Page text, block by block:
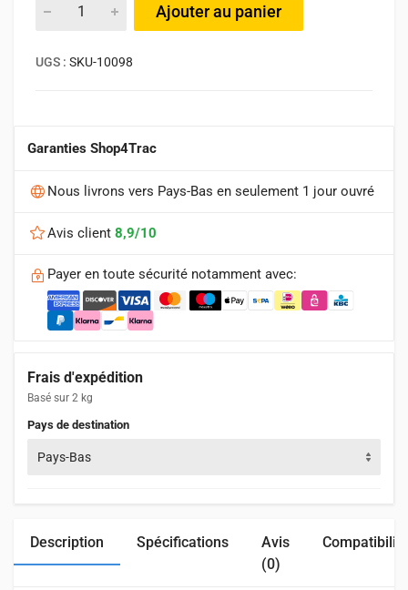
Ajouter au panier
UGS : SKU-10098
Garanties Shop4Trac
Nous livrons vers Pays-Bas en seulement 1 jour ouvré
Avis client 8,9/10
Payer en toute sécurité notamment avec:
Frais d'expédition
Basé sur 2 kg
Pays de destination
Pays-Bas
Description Spécifications
Avis
(0)
Compatibilité